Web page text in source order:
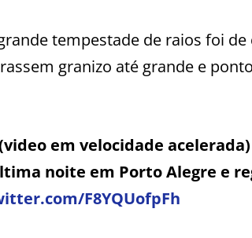
tempestade de raios foi
granizo até grande e
em velocidade
noite em Porto Alegre e
F8YQUofpFh